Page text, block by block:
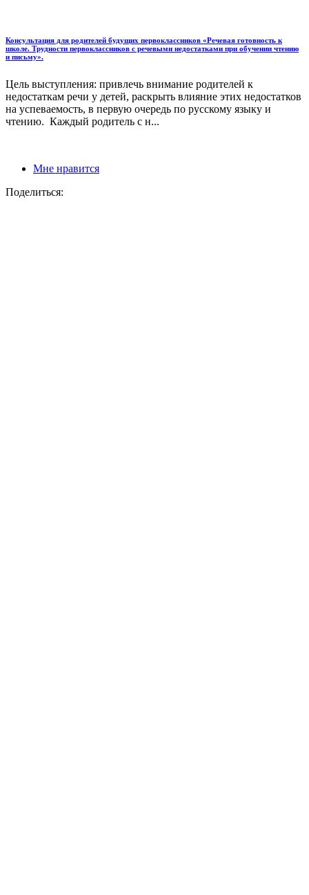
Консультация для родителей будущих первоклассников «Речевая готовность к
школе. Трудности первоклассников с речевыми недостатками при обучении чтению
и письму».
Цель выступления: привлечь внимание родителей к
недостаткам речи у детей, раскрыть влияние этих недостатков
на успеваемость, в первую очередь по русскому языку и
чтению. Каждый родитель с н...
Мне нравится
Поделиться: